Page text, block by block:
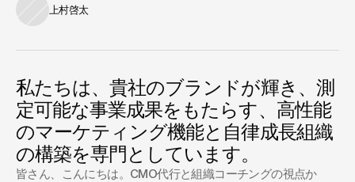
上村啓太
私たちは、貴社のブランドが輝き、測
定可能な事業成果をもたらす、高性能
のマーケティング機能と自律成長組織
の構築を専門としています。
皆さん、こんにちは。CMO代行と組織コーチングの視点か